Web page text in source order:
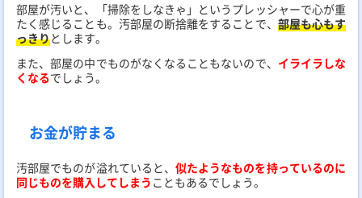
部屋が汚いと、「掃除をしなきゃ」というプレッシャーで心が重
たく感じることも。汚部屋の断捨離をすることで、 部屋も心もす
っきりとします。
また、部屋の中でものがなくなることもないので、 イライラしな
くなるでしょう。
お金が貯まる
汚部屋でものが溢れていると、 似たようなものを持っているのに
同じものを購入してしまう こともあるでしょう。